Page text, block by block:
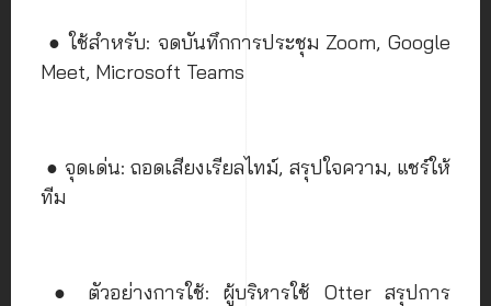
● ใช้สำหรับ: จดบันทึกการประชุม Zoom, Google
Meet, Microsoft Teams
● จุดเด่น: ถอดเสียงเรียลไทม์, สรุปใจความ, แชร์ให้
ทีม
● ตัวอย่างการใช้: ผู้บริหารใช้ Otter สรุปการ